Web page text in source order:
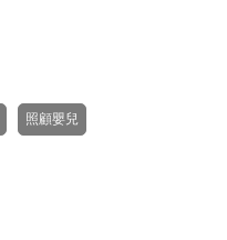
照顧嬰兒